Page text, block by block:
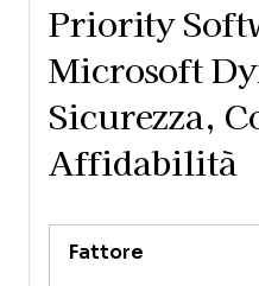
Priority
Microsoft
Sicurezza,
Affidabilità
Fattore